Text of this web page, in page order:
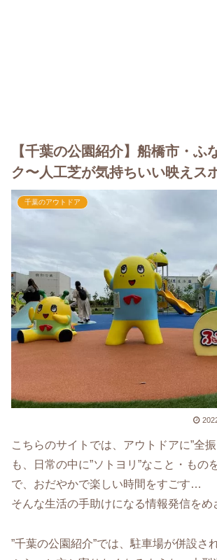
【千葉の公園紹介】船橋市・ふ
ク〜人工芝が気持ちいい映えス
千葉のアウトドア
こちらのサイトでは、アウトドアに”全
も、日常の中に”ソトヨリ”なこと・もの
で、おだやかで楽しい時間をすごす…
そんな生活の手助けになる情報発信をめ
”千葉の公園紹介”では、駐車場が併設さ